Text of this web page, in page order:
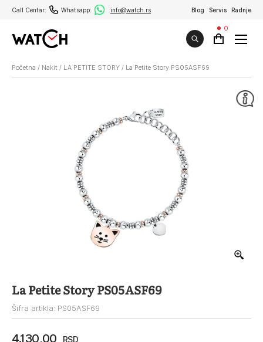
Call Centar: Whatsapp: info@watch.rs Blog Servis Radnje
0
Početna / Nakit / LA PETITE STORY / La Petite Story PS05ASF69
La Petite Story PS05ASF69
Šifra artikla: PS05ASF69
4.130,00 RSD